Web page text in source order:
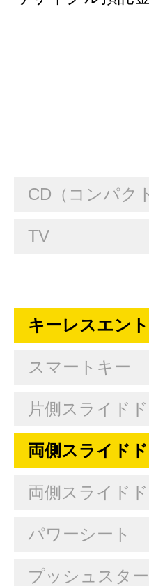
CD（コンパク
TV
キーレスエン
スマートキー
片側スライド
両側スライド
両側スライド
パワーシート
プッシュスター